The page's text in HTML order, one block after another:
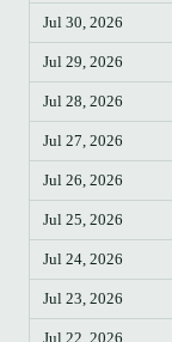
Jul 30, 2026
Jul 29, 2026
Jul 28, 2026
Jul 27, 2026
Jul 26, 2026
Jul 25, 2026
Jul 24, 2026
Jul 23, 2026
Jul 22, 2026